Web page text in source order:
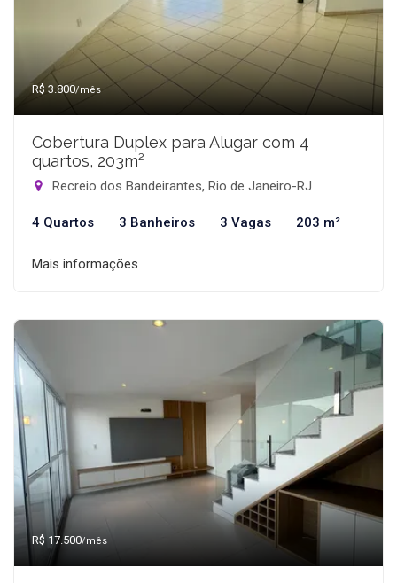
R$ 3.800/mês
Cobertura Duplex para Alugar com 4
quartos, 203m²
Recreio dos Bandeirantes, Rio de Janeiro-RJ
4 Quartos 3 Banheiros 3 Vagas 203 m²
Mais informações
R$ 17.500/mês